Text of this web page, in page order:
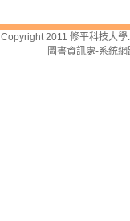
Copyright 2011 修平科技大
圖書資訊處-系統